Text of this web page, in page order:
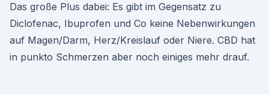
Das große Plus dabei: Es gibt im Gegensatz zu
Diclofenac, Ibuprofen und Co keine Nebenwirkungen
auf Magen/Darm, Herz/Kreislauf oder Niere. CBD hat
in punkto Schmerzen aber noch einiges mehr drauf.